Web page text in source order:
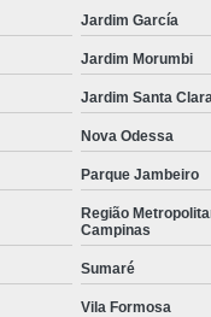
Jardim García
Jardim Morumbi
Jardim Santa
Nova Odessa
Parque Jambeiro
Região
Campinas
Sumaré
Vila Formosa